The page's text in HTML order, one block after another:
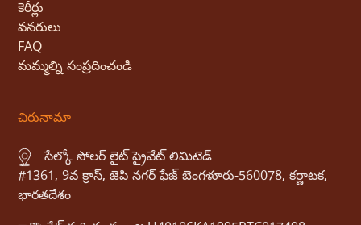
కెరీర్లు
వనరులు
FAQ
మమ్మల్ని సంప్రదించండి
చిరునామా
సేల్కో సోలర్ లైట్ ప్రైవేట్ లిమిటెడ్
#1361, 9వ క్రాస్, జెపి నగర్ ఫేజ్ బెంగళూరు-560078, కర్ణాటక,
భారతదేశం